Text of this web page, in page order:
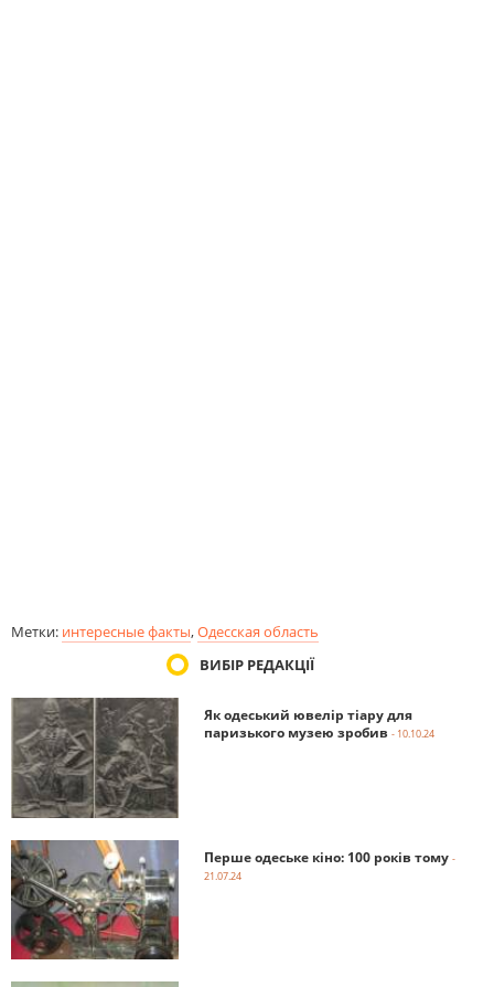
Метки: интересные факты,Одесская область
ВИБІР РЕДАКЦІЇ
Як одеський ювелір тіару для
паризького музею зробив - 10.10.24
Перше одеське кіно: 100 років тому -
21.07.24